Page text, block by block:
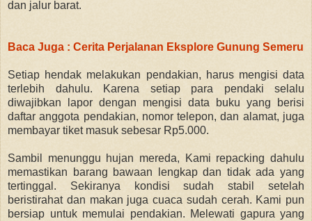
dan jalur barat.
Baca Juga : Cerita Perjalanan Eksplore Gunung Semeru
Setiap hendak melakukan pendakian, harus mengisi data
terlebih dahulu. Karena setiap para pendaki selalu
diwajibkan lapor dengan mengisi data buku yang berisi
daftar anggota pendakian, nomor telepon, dan alamat, juga
membayar tiket masuk sebesar Rp5.000.
Sambil menunggu hujan mereda, Kami repacking dahulu
memastikan barang bawaan lengkap dan tidak ada yang
tertinggal. Sekiranya kondisi sudah stabil setelah
beristirahat dan makan juga cuaca sudah cerah. Kami pun
bersiap untuk memulai pendakian. Melewati gapura yang